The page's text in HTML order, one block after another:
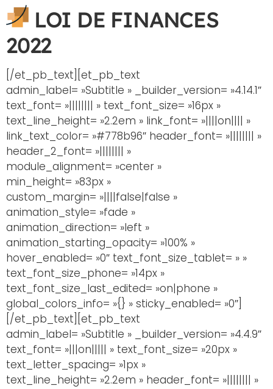
LOI DE FINANCES
2022
[/et_pb_text][et_pb_text
admin_label= »Subtitle » _builder_version= »4.14.1″
text_font= »|||||||| » text_font_size= »16px »
text_line_height= »2.2em » link_font= »||||on|||| »
link_text_color= »#778b96″ header_font= »|||||||| »
header_2_font= »|||||||| »
module_alignment= »center »
min_height= »83px »
custom_margin= »||||false|false »
animation_style= »fade »
animation_direction= »left »
animation_starting_opacity= »100% »
hover_enabled= »0″ text_font_size_tablet= » »
text_font_size_phone= »14px »
text_font_size_last_edited= »on|phone »
global_colors_info= »{} » sticky_enabled= »0″]
[/et_pb_text][et_pb_text
admin_label= »Subtitle » _builder_version= »4.4.9″
text_font= »|||on||||| » text_font_size= »20px »
text_letter_spacing= »1px »
text_line_height= »2.2em » header_font= »|||||||| »